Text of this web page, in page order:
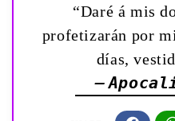
“Daré á mis
profetizarán por
días,
—